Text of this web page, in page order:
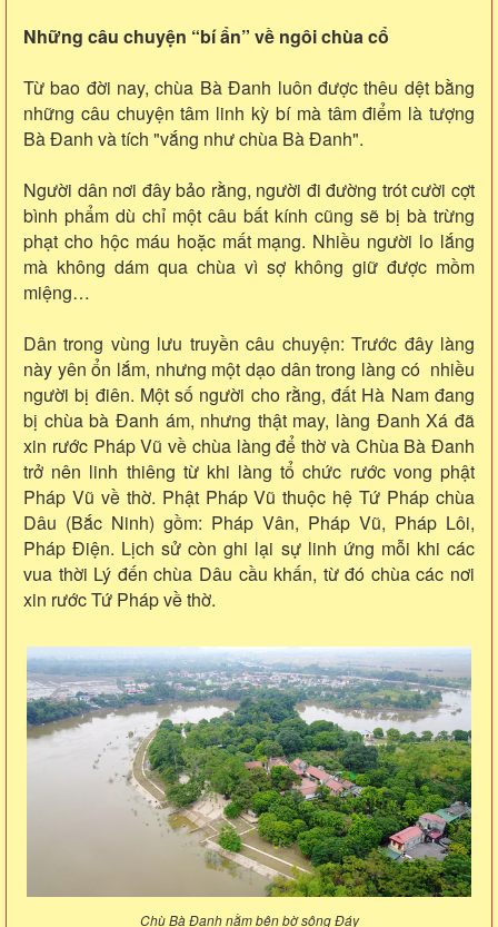
Những câu chuyện “bí ẩn” về ngôi chùa cổ
Từ bao đời nay, chùa Bà Đanh luôn được thêu dệt bằng
những câu chuyện tâm linh kỳ bí mà tâm điểm là tượng
Bà Đanh và tích "vắng như chùa Bà Đanh".
Người dân nơi đây bảo rằng, người đi đường trót cười cợt
bình phẩm dù chỉ một câu bất kính cũng sẽ bị bà trừng
phạt cho hộc máu hoặc mất mạng. Nhiều người lo lắng
mà không dám qua chùa vì sợ không giữ được mồm
miệng…
Dân trong vùng lưu truyền câu chuyện: Trước đây làng
này yên ổn lắm, nhưng một dạo dân trong làng có nhiều
người bị điên. Một số người cho rằng, đất Hà Nam đang
bị chùa bà Đanh ám, nhưng thật may, làng Đanh Xá đã
xin rước Pháp Vũ về chùa làng để thờ và Chùa Bà Đanh
trở nên linh thiêng từ khi làng tổ chức rước vong phật
Pháp Vũ về thờ. Phật Pháp Vũ thuộc hệ Tứ Pháp chùa
Dâu (Bắc Ninh) gồm: Pháp Vân, Pháp Vũ, Pháp Lôi,
Pháp Điện. Lịch sử còn ghi lại sự linh ứng mỗi khi các
vua thời Lý đến chùa Dâu cầu khấn, từ đó chùa các nơi
xin rước Tứ Pháp về thờ.
Chù Bà Đanh nằm bên bờ sông Đáy